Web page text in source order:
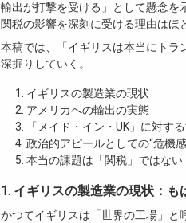
輸出が打撃を受ける」として懸念を
関税の影響を深刻に受ける理由はほ
本稿では、「イギリスは本当にトラ
深掘りしていく。
イギリスの製造業の現状
アメリカへの輸出の実態
「メイド・イン・UK」に対す
政治的アピールとしての“危機感
本当の課題は「関税」ではない
1. イギリスの製造業の現状：
かつてイギリスは「世界の工場」と